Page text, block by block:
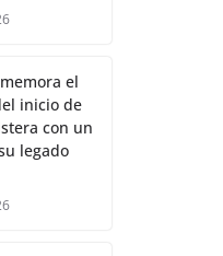
el
inicio de
con un
legado